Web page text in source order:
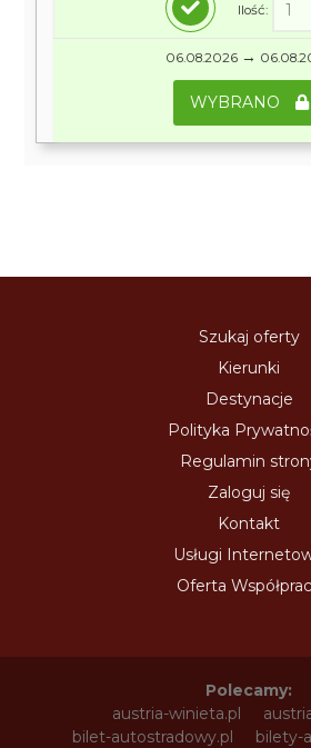
Ilość:
06.08.2026 →
WYBRANO
Szukaj oferty
Kierunki
Destynacje
Polityka
Regulamin
Zaloguj się
Kontakt
Usługi
Oferta
Polecamy:
austria-winieta.pl
bilet-autostradowy.pl
bilety-